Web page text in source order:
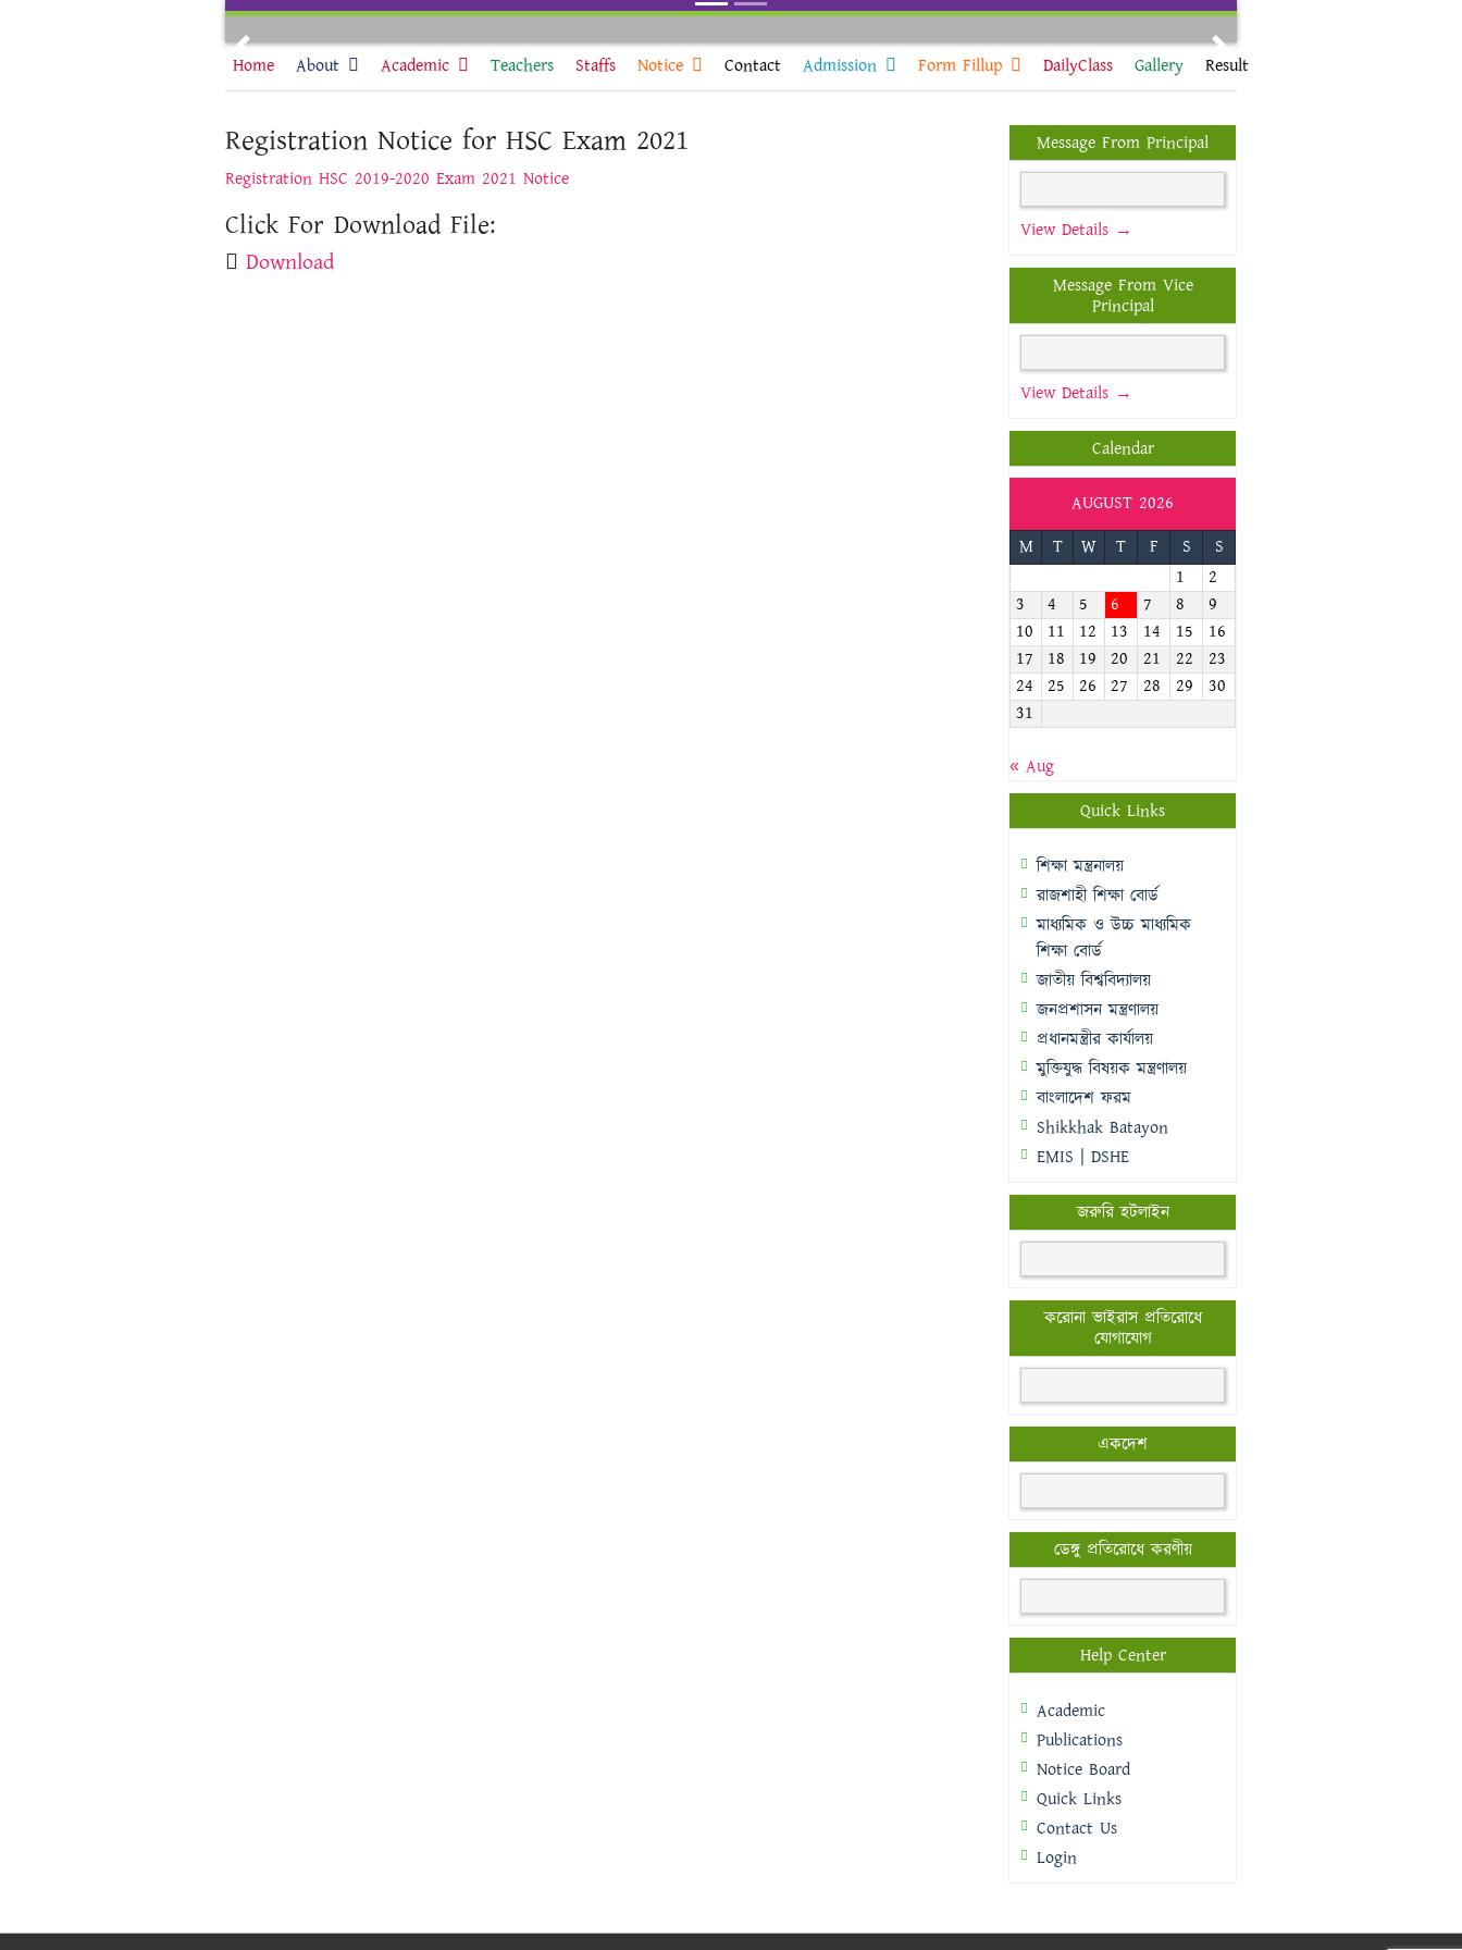
Previous Next
Home About Academic Teachers Staffs Notice Contact Admission Form Fillup DailyClass Gallery Result
Registration Notice for HSC Exam 2021
Registration HSC 2019-2020 Exam 2021 Notice
Click For Download File:
Download
Message From Principal
View Details →
Message From Vice
Principal
View Details →
Calendar
AUGUST 2026
M
T W T F S
S
1
2
3
4 5 6 7 8
9
10
11 12 13 14 15
16
17
18 19 20 21 22
23
24
25 26 27 28 29
30
31
« Aug
Quick Links
শিক্ষা মন্ত্রনালয়
রাজশাহী শিক্ষা বোর্ড
মাধ্যমিক ও উচ্চ মাধ্যমিক
শিক্ষা বোর্ড
জাতীয় বিশ্ববিদ্যালয়
জনপ্রশাসন মন্ত্রণালয়
প্রধানমন্ত্রীর কার্যালয়
মুক্তিযুদ্ধ বিষয়ক মন্ত্রণালয়
বাংলাদেশ ফরম
Shikkhak Batayon
EMIS | DSHE
জরুরি হটলাইন
করোনা ভাইরাস প্রতিরোধে
যোগাযোগ
একদেশ
ডেঙ্গু প্রতিরোধে করণীয়
Help Center
Academic
Publications
Notice Board
Quick Links
Contact Us
Login